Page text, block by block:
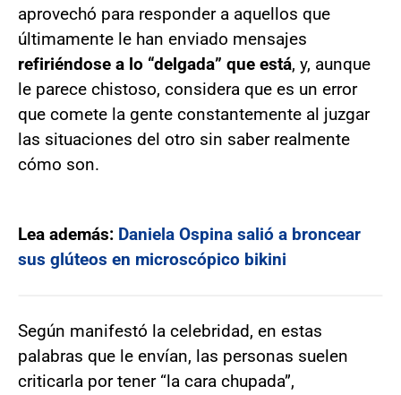
aprovechó para responder a aquellos que
últimamente le han enviado mensajes
refiriéndose a lo “delgada” que está, y, aunque
le parece chistoso, considera que es un error
que comete la gente constantemente al juzgar
las situaciones del otro sin saber realmente
cómo son.
Lea además: Daniela Ospina salió a broncear
sus glúteos en microscópico bikini
Según manifestó la celebridad, en estas
palabras que le envían, las personas suelen
criticarla por tener “la cara chupada”,